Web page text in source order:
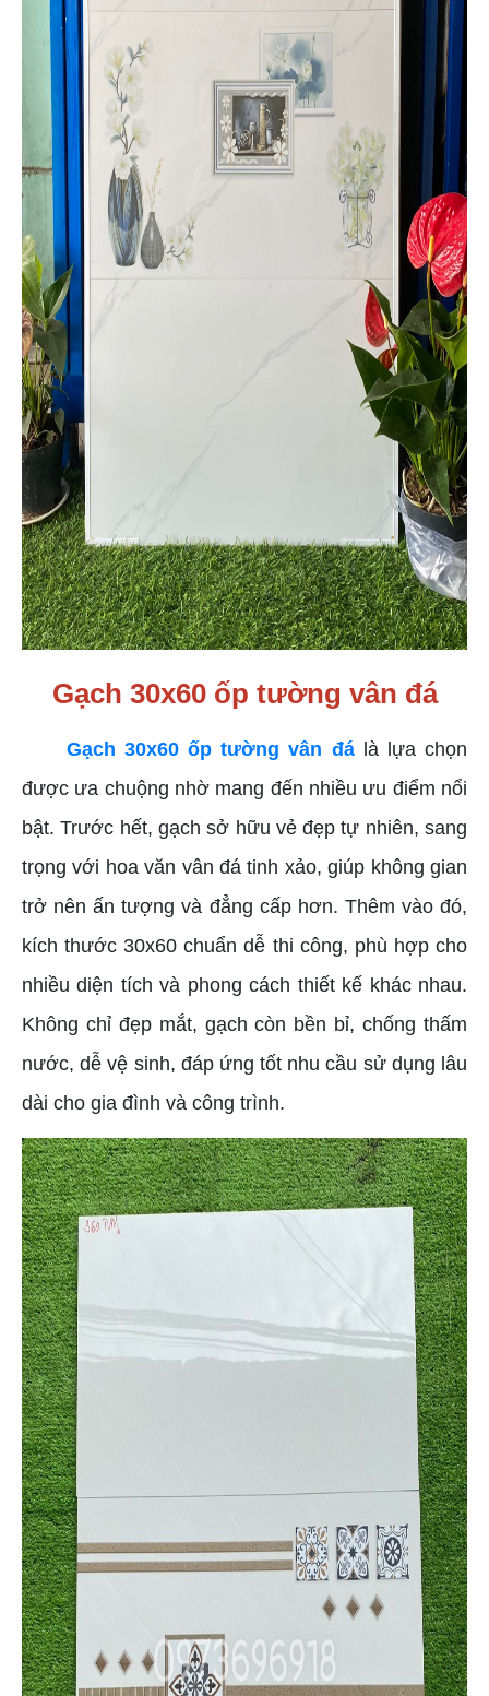
Gạch 30x60 ốp tường vân đá
Gạch 30x60 ốp tường vân đálà lựa chọn
được ưa chuộng nhờ mang đến nhiều ưu điểm nổi
bật. Trước hết, gạch sở hữu vẻ đẹp tự nhiên, sang
trọng với hoa văn vân đá tinh xảo, giúp không gian
trở nên ấn tượng và đẳng cấp hơn. Thêm vào đó,
kích thước 30x60 chuẩn dễ thi công, phù hợp cho
nhiều diện tích và phong cách thiết kế khác nhau.
Không chỉ đẹp mắt, gạch còn bền bỉ, chống thấm
nước, dễ vệ sinh, đáp ứng tốt nhu cầu sử dụng lâu
dài cho gia đình và công trình.